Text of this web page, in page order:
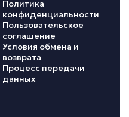
Политика
конфиденциальности
Пользовательское
соглашение
Условия обмена и
возврата
Процесс передачи
данных